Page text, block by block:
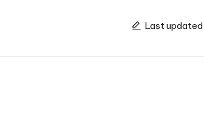
Last updated